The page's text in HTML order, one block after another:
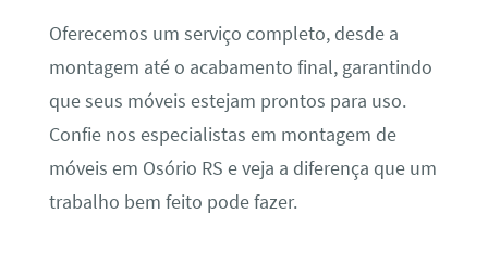
Oferecemos um serviço completo, desde a
montagem até o acabamento final, garantindo
que seus móveis estejam prontos para uso.
Confie nos especialistas em montagem de
móveis em Osório RS e veja a diferença que um
trabalho bem feito pode fazer.